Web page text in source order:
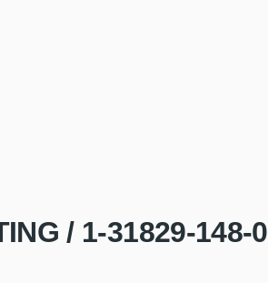
/ 1-31829-148-0